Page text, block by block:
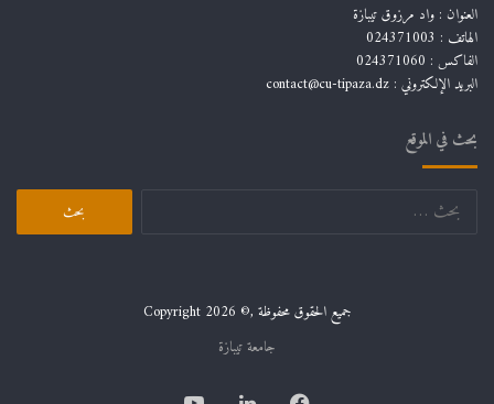
العنوان : واد مرزوق تيبازة
الهاتف : 024371003
الفاكس : 024371060
البريد الإلكتروني : contact@cu-tipaza.dz
بحث في الموقع
البحث
جميع الحقوق محفوظة ,© Copyright 2026
جامعة تيبازة